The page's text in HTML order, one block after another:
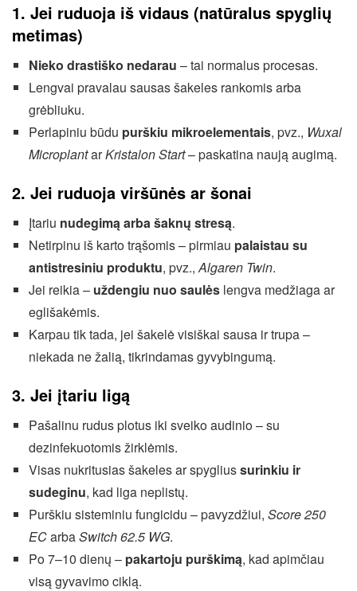
1. Jei ruduoja iš vidaus (natūralus spyglių
metimas)
Nieko drastiško nedarau – tai normalus procesas.
Lengvai pravalau sausas šakeles rankomis arba
grėbliuku.
Perlapiniu būdu purškiu mikroelementais, pvz., Wuxal
MicroplantarKristalon Start– paskatina naują augimą.
2. Jei ruduoja viršūnės ar šonai
Įtariu nudegimą arba šaknų stresą.
Netirpinu iš karto trąšomis – pirmiau palaistau su
antistresiniu produktu, pvz.,Algaren Twin.
Jei reikia – uždengiu nuo saulėslengva medžiaga ar
eglišakėmis.
Karpau tik tada, jei šakelė visiškai sausa ir trupa –
niekada ne žalią, tikrindamas gyvybingumą.
3. Jei įtariu ligą
Pašalinu rudus plotus iki sveiko audinio – su
dezinfekuotomis žirklėmis.
Visas nukritusias šakeles ar spygliussurinkiu ir
sudeginu, kad liga neplistų.
Purškiu sisteminiu fungicidu – pavyzdžiui, Score 250
ECarbaSwitch 62.5 WG.
Po 7–10 dienų – pakartoju purškimą, kad apimčiau
visą gyvavimo ciklą.